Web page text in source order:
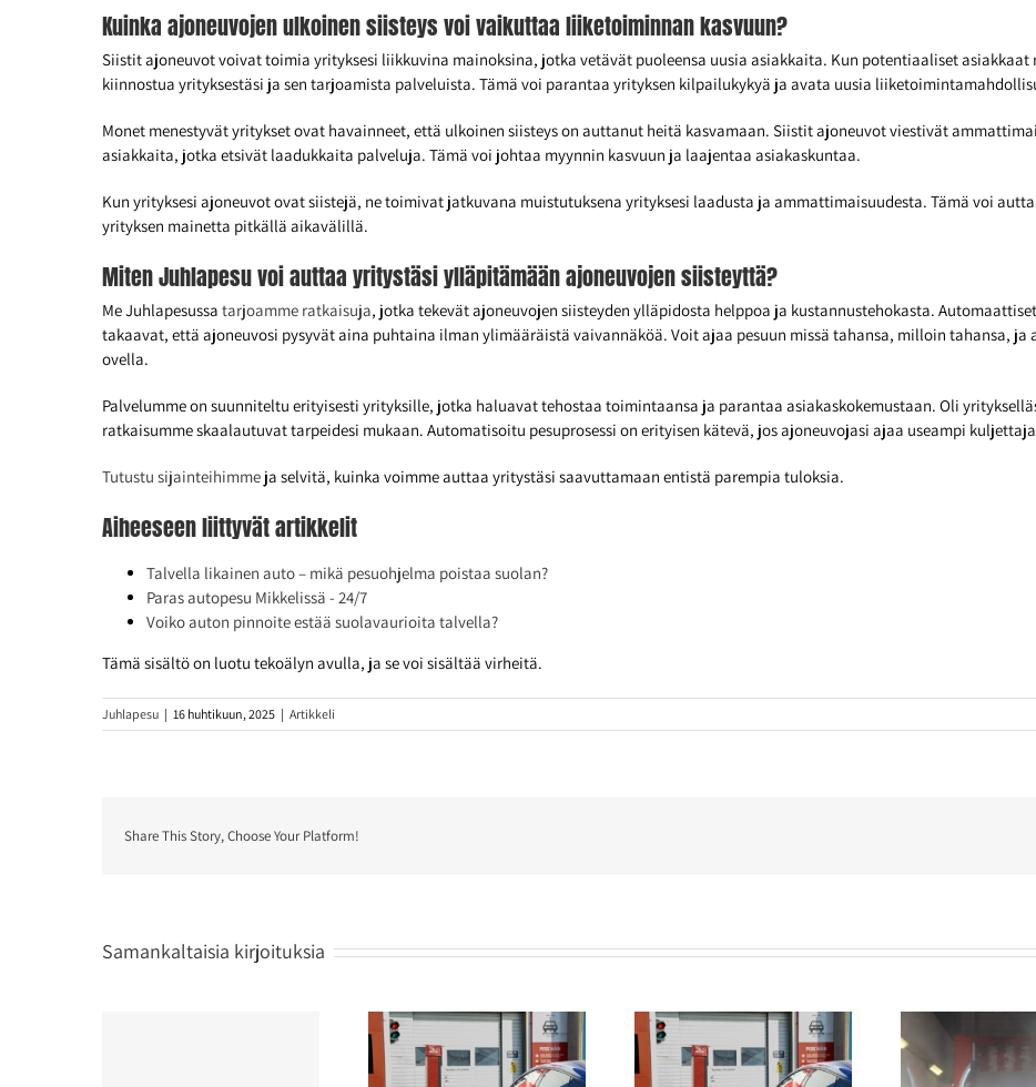
Kuinka ajoneuvojen ulkoinen siisteys voi vaikuttaa liiketoiminnan kasvuun?
Siistit ajoneuvot voivat toimia yrityksesi liikkuvina mainoksina, jotka vetävät puoleensa uusia asiakkaita. Kun potentiaaliset asiakkaat
kiinnostua yrityksestäsi ja sen tarjoamista palveluista. Tämä voi parantaa yrityksen kilpailukykyä ja avata uusia
Monet menestyvät yritykset ovat havainneet, että ulkoinen siisteys on auttanut heitä kasvamaan. Siistit ajoneuvot viestivät
asiakkaita, jotka etsivät laadukkaita palveluja. Tämä voi johtaa myynnin kasvuun ja laajentaa asiakaskuntaa.
Kun yrityksesi ajoneuvot ovat siistejä, ne toimivat jatkuvana muistutuksena yrityksesi laadusta ja ammattimaisuudesta. Tämä voi
yrityksen mainetta pitkällä aikavälillä.
Miten Juhlapesu voi auttaa yritystäsi ylläpitämään ajoneuvojen siisteyttä?
Me Juhlapesussa tarjoamme ratkaisuja, jotka tekevät ajoneuvojen siisteyden ylläpidosta helppoa ja kustannustehokasta.
takaavat, että ajoneuvosi pysyvät aina puhtaina ilman ylimääräistä vaivannäköä. Voit ajaa pesuun missä tahansa, milloin tahansa,
ovella.
Palvelumme on suunniteltu erityisesti yrityksille, jotka haluavat tehostaa toimintaansa ja parantaa asiakaskokemustaan. Oli
ratkaisumme skaalautuvat tarpeidesi mukaan. Automatisoitu pesuprosessi on erityisen kätevä, jos ajoneuvojasi ajaa useampi
Tutustu sijainteihimme ja selvitä, kuinka voimme auttaa yritystäsi saavuttamaan entistä parempia tuloksia.
Aiheeseen liittyvät artikkelit
Talvella likainen auto – mikä pesuohjelma poistaa suolan?
Paras autopesu Mikkelissä - 24/7
Voiko auton pinnoite estää suolavaurioita talvella?
Tämä sisältö on luotu tekoälyn avulla, ja se voi sisältää virheitä.
Juhlapesu | 16 huhtikuun, 2025 | Artikkeli
Share This Story, Choose Your Platform!
Samankaltaisia kirjoituksia